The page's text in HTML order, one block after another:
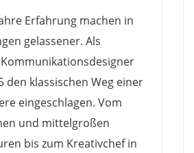
Erfahrung machen in
gelassener. Als
den klassischen Weg einer
eingeschlagen. Vom
und mittelgroßen
bis zum Kreativchef in